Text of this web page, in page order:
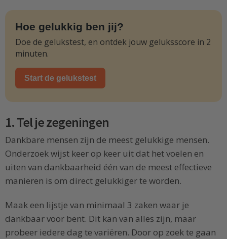
Hoe gelukkig ben jij?
Doe de gelukstest, en ontdek jouw geluksscore in 2
minuten.
Start de gelukstest
1. Tel je zegeningen
Dankbare mensen zijn de meest gelukkige mensen.
Onderzoek wijst keer op keer uit dat het voelen en
uiten van dankbaarheid één van de meest effectieve
manieren is om direct gelukkiger te worden.
Maak een lijstje van minimaal 3 zaken waar je
dankbaar voor bent. Dit kan van alles zijn, maar
probeer iedere dag te variëren. Door op zoek te gaan